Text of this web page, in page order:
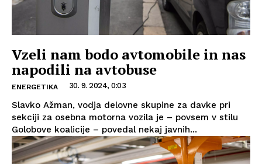
Vzeli nam bodo avtomobile in nas
napodili na avtobuse
ENERGETIKA 30. 9. 2024, 0:03
Slavko Ažman, vodja delovne skupine za davke pri
sekciji za osebna motorna vozila je – povsem v stilu
Golobove koalicije – povedal nekaj javnih...